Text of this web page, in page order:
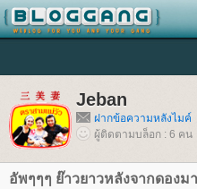
Jeban
ฝากข้อความหลังไมค์
ผู้ติดตามบล็อก : 6 คน
อัพๆๆๆ ย๊าวยาวหลังจากดอง